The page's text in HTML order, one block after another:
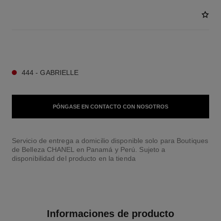
444 - GABRIELLE
PÓNGASE EN CONTACTO CON NOSOTROS
Servicio de entrega a domicilio disponible solo para Boutiques
de Belleza CHANEL en Panamá y Perú. Sujeto a
disponibilidad del producto en la tienda
Informaciones de producto